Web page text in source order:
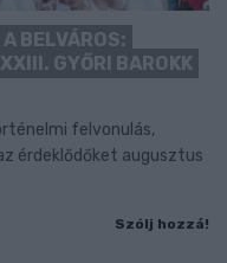
BELVÁROS:
GYŐRI BAROKK
felvonulás,
érdeklődőket augusztus
Szólj hozzá!